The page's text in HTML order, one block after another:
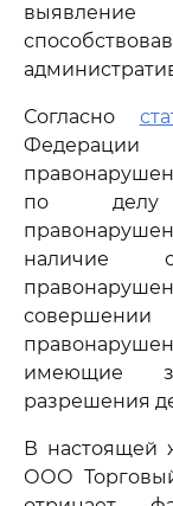
Согласно
по делу
наличие
имеющие
разрешения
В настоящей
ООО